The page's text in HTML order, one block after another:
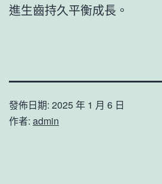
進生齒持久平衡成長。
發佈日期: 2025 年 1 月 6 日
作者: admin